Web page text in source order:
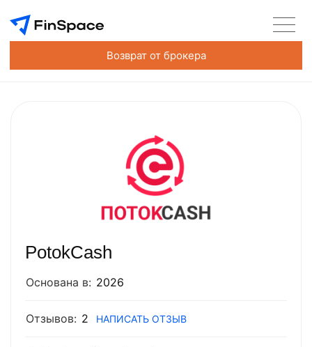
Возврат от брокера
PotokCash
Основана в: 2026
Отзывов: 2 НАПИСАТЬ ОТЗЫВ